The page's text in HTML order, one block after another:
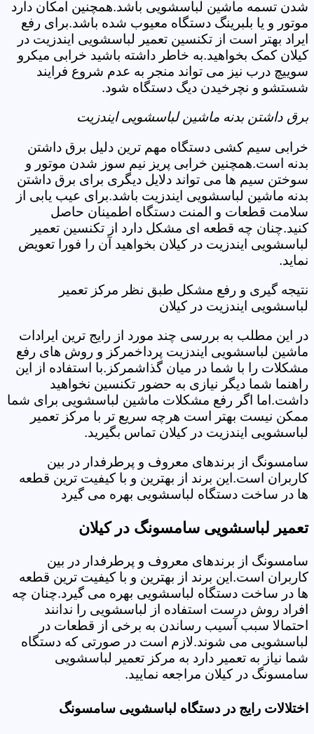
شدن تسمه ماشین لباسشویی باشد.همچنین امکان دارد
موتور و یا بلبرینگ دستگاه معیوب شده باشد.برای رفع
ایراد بهتر است از تکنسین تعمیر لباسشویی ایندزیت در
کیلان کمک بخواهید.به خاطر داشته باشید خرابی میکرو
سوییچ درب نیز می تواند منجر به عدم شروع فرایند
شستشو و نچرخیدن دیگ دستگاه شود.
برق داشتن بدنه ماشین لباسشویی ایندزیت
خرابی سیم کشی دستگاه مهم ترین دلیل برق داشتن
بدنه است.همچنین خرابی پریز نیم سوز شدن موتور و
سوختن سیم ها می تواند دلایل دیگری برای برق داشتن
بدنه ماشین لباسشویی ایندزیت باشد.برای عیب یابی از
سلامت قطعات و المنت دستگاه اطمینان حاصل
کنید.چنان چه قطعه ای مشکل دارد از تکنسین تعمیر
لباسشویی ایندزیت در کیلان بخواهید آن را فورا تعویض
نماید.
نتیجه گیری و رفع مشکل طبق نظر مرکز تعمیر
لباسشویی ایندزیت در کیلان
در این مطلب به بررسی چند مورد از رایج ترین ایرادات
ماشین لباسشویی ایندزیت پرداخمرکز و روش های رفع
مشکلات را با شما در میان گذاشمرکز.با استفاده از این
راهنما شما دیگر نیازی به حضور تکنسین نخواهید
داشت.اما اگر رفع مشکلات ماشین لباسشویی برای شما
ممکن نیست بهتر است هرچه سریع تر با مرکز تعمیر
لباسشویی ایندزیت در کیلان تماس بگیرید.
سامسونگ از برندهای معروف و پرطرفدار در بین
کاربران است.این برند از بهترین و با کیفیت ترین قطعه
ها در ساخت دستگاه لباسشویی بهره می گیرد
تعمیر لباسشویی سامسونگ در کیلان
سامسونگ از برندهای معروف و پرطرفدار در بین
کاربران است.این برند از بهترین و با کیفیت ترین قطعه
ها در ساخت دستگاه لباسشویی بهره می گیرد.چنان چه
افراد روش درست استفاده از لباسشویی را ندانند
احتمالا سبب آسیب رساندن به برخی از قطعات در
لباسشویی می شوند.لازم است در صورتی که دستگاه
شما نیاز به تعمیر دارد به مرکز تعمیر لباسشویی
سامسونگ در کیلان مراجعه نمایید.
اختلالات رایج در دستگاه لباسشویی سامسونگ